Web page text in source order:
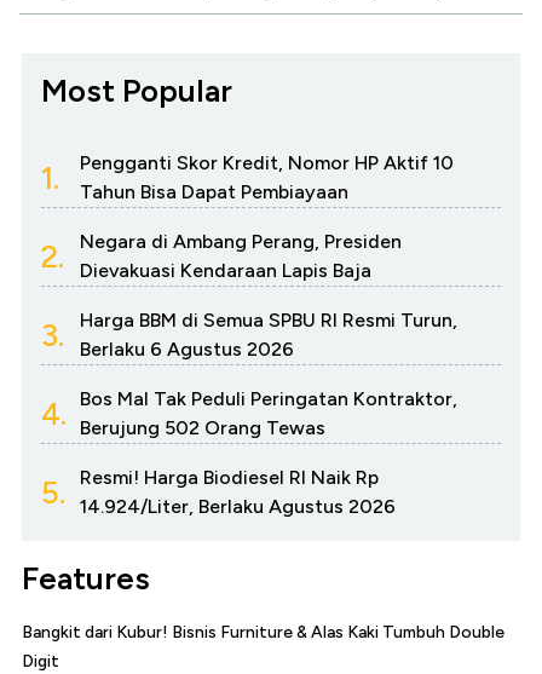
Most Popular
1.
Pengganti Skor Kredit, Nomor HP Aktif 10
Tahun Bisa Dapat Pembiayaan
2.
Negara di Ambang Perang, Presiden
Dievakuasi Kendaraan Lapis Baja
3.
Harga BBM di Semua SPBU RI Resmi Turun,
Berlaku 6 Agustus 2026
4.
Bos Mal Tak Peduli Peringatan Kontraktor,
Berujung 502 Orang Tewas
5.
Resmi! Harga Biodiesel RI Naik Rp
14.924/Liter, Berlaku Agustus 2026
Features
Bangkit dari Kubur! Bisnis Furniture & Alas Kaki Tumbuh Double
Digit